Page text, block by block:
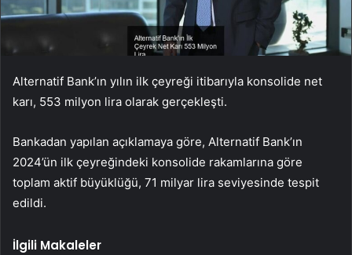
Alternatif Bank’ın yılın ilk çeyreği itibarıyla konsolide net
karı, 553 milyon lira olarak gerçekleşti.
Bankadan yapılan açıklamaya göre, Alternatif Bank’ın
2024’ün ilk çeyreğindeki konsolide rakamlarına göre
toplam aktif büyüklüğü, 71 milyar lira seviyesinde tespit
edildi.
İlgili Makaleler